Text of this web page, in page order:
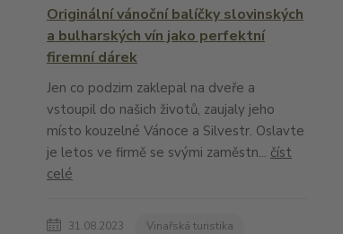
Originální vánoční balíčky slovinských
a bulharských vín jako perfektní
firemní dárek
Jen co podzim zaklepal na dveře a
vstoupil do našich životů, zaujaly jeho
místo kouzelné Vánoce a Silvestr. Oslavte
je letos ve firmě se svými zaměstn... číst
celé
31.08.2023 Vinařská turistika